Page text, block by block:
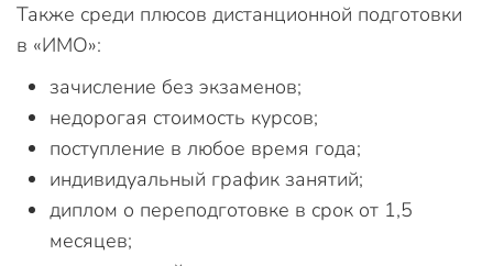
Также среди плюсов дистанционной подготовки
в «ИМО»:
зачисление без экзаменов;
недорогая стоимость курсов;
поступление в любое время года;
индивидуальный график занятий;
диплом о переподготовке в срок от 1,5
месяцев;